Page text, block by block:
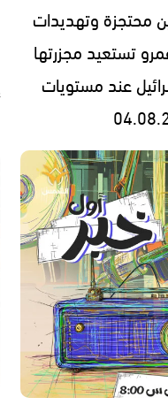
محتجزة وتهديدات
تستعيد مجزرتها
عند مستويات